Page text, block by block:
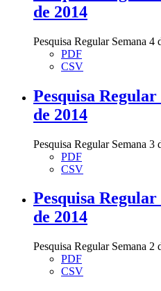
de 2014
Pesquisa Regular Semana 4
PDF
CSV
Pesquisa
de 2014
Pesquisa Regular Semana 3
PDF
CSV
Pesquisa
de 2014
Pesquisa Regular Semana 2
PDF
CSV